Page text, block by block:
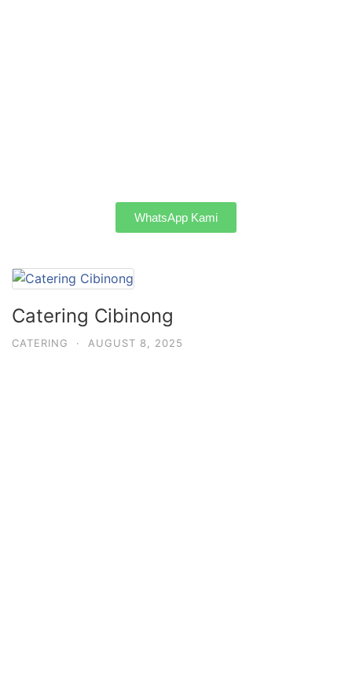
WhatsApp Kami
Catering Cibinong
CATERING · AUGUST 8, 2025